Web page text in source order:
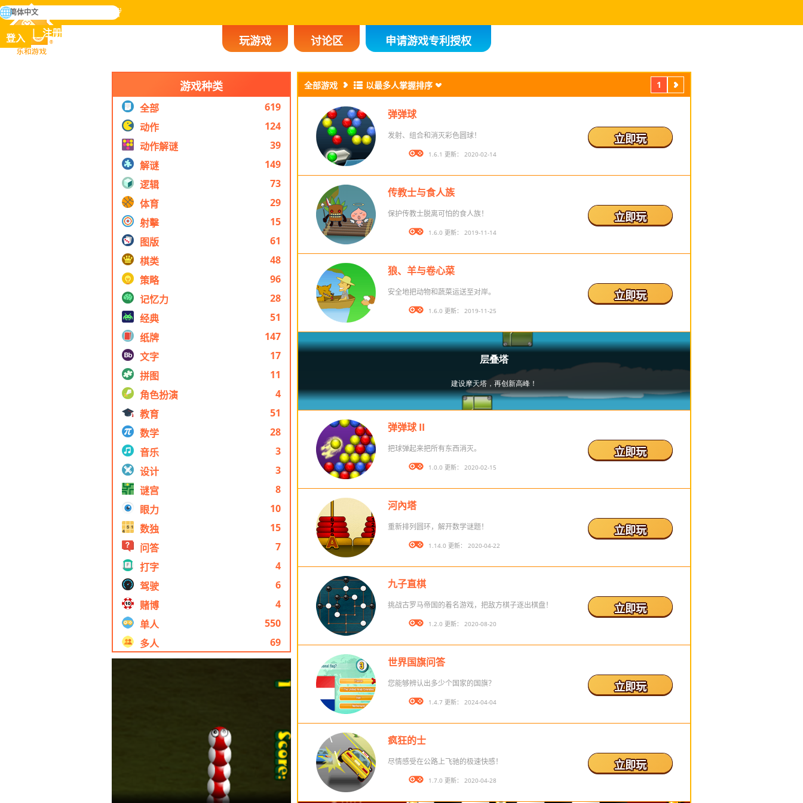
乐和游戏
掌握人类历史上所有游戏
搜
寻
玩游戏 讨论区 申请游戏专利授权
登入 注册
简体中文
游戏种类
全部
619
动作
124
动作解谜
39
解谜
149
逻辑
73
体育
29
射擊
15
图版
61
棋类
48
策略
96
记忆力
28
经典
51
纸牌
147
文字
17
拼图
11
角色扮演
4
教育
51
数学
28
音乐
3
设计
3
谜宫
8
眼力
10
数独
15
问答
7
打字
4
驾驶
6
赌博
4
单人
550
多人
69
全部游戏 以最多人掌握排序 1
下
一
弹弹球
发射、组合和消灭彩色圆球！
版本： 1.6.1 更新： 2020-02-14
立即玩
传教士与食人族
保护传教士脱离可怕的食人族！
版本： 1.6.0 更新： 2019-11-14
立即玩
狼、羊与卷心菜
安全地把动物和蔬菜运送至对岸。
版本： 1.6.0 更新： 2019-11-25
立即玩
弹弹球 II
把球弹起来把所有东西消灭。
版本： 1.0.0 更新： 2020-02-15
立即玩
河內塔
重新排列圆环，解开数学谜题！
版本： 1.14.0 更新： 2020-04-22
立即玩
九子直棋
挑战古罗马帝国的着名游戏，把敌方棋子逐出棋盘！
版本： 1.2.0 更新： 2020-08-20
立即玩
世界国旗问答
您能够辨认出多少个国家的国旗？
版本： 1.4.7 更新： 2024-04-04
立即玩
疯狂的士
尽情感受在公路上飞驰的极速快感！
版本： 1.7.0 更新： 2020-04-28
立即玩